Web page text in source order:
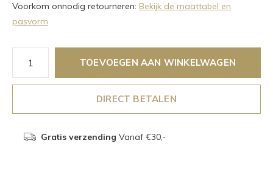
Voorkom onnodig retourneren: Bekijk de maattabel en
pasvorm
TOEVOEGEN AAN WINKELWAGEN
DIRECT BETALEN
Gratis verzending Vanaf €30,-